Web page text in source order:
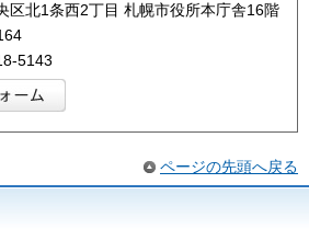
区北1条西2丁目 札幌市役所本庁舎16階
5143
ページの先頭へ戻る